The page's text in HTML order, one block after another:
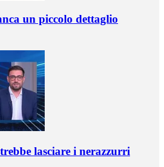
un piccolo dettaglio
lasciare i nerazzurri